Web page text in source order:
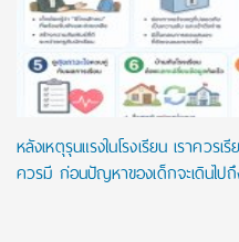
หลังเหตุรุนแรงในโรงเรียน เราควรเ
ควรมี ก่อนปัญหาของเด็กจะเดินไป